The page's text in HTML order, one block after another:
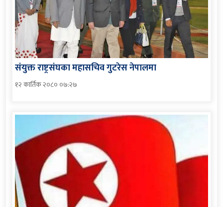
संयुक्त राष्ट्रसंघका महासचिव गुटरेस नेपालमा
१२ कार्तिक २०८० ०७:२७